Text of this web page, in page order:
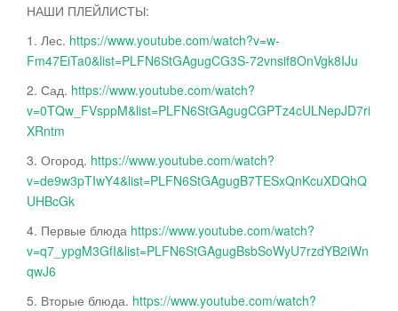
НАШИ ПЛЕЙЛИСТЫ:
1. Лес. https://www.youtube.com/watch?v=w-
Fm47EiTa0&list=PLFN6StGAgugCG3S-72vnsif8OnVgk8IJu
2. Сад. https://www.youtube.com/watch?
v=0TQw_FVsppM&list=PLFN6StGAgugCGPTz4cULNepJD7ri
XRntm
3. Огород. https://www.youtube.com/watch?
v=de9w3pTIwY4&list=PLFN6StGAgugB7TESxQnKcuXDQhQ
UHBcGk
4. Первые блюда https://www.youtube.com/watch?
v=q7_ypgM3GfI&list=PLFN6StGAgugBsbSoWyU7rzdYB2iWn
qwJ6
5. Вторые блюда. https://www.youtube.com/watch?